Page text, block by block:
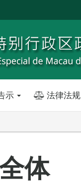
示 法律法规
体